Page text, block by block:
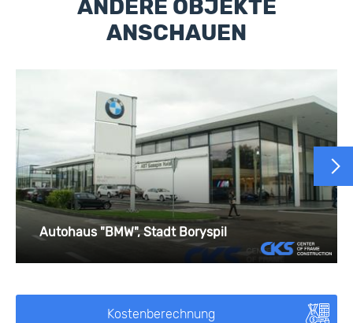
ANDERE OBJEKTE
ANSCHAUEN
Autohaus "BMW", Stadt Boryspil
Kostenberechnung